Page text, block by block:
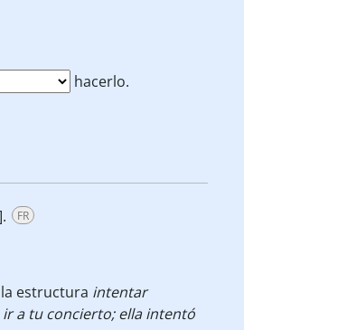
hacerlo.
FR
estructura intentar
a tu concierto; ella intentó